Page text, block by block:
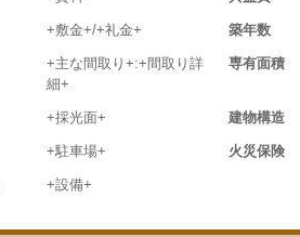
+敷金+/+礼金+ 築年数
+主な間取り+:+間取り詳
細+
専有面積
+採光面+ 建物構造
+駐車場+ 火災保険
+設備+